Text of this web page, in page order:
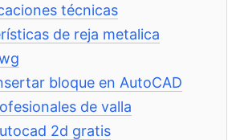
técnicas
de reja metalica
bloque en AutoCAD
de valla
2d gratis